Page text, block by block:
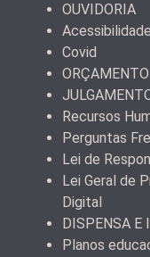
OUVIDORIA
Acessibilidade
Covid
ORÇAMENTO
Recursos
Perguntas
Lei de
Lei Geral de
Digital
DISPENSA E
Planos